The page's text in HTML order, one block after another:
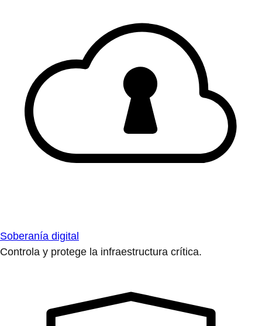
Soberanía digital
Controla y protege la infraestructura crítica.